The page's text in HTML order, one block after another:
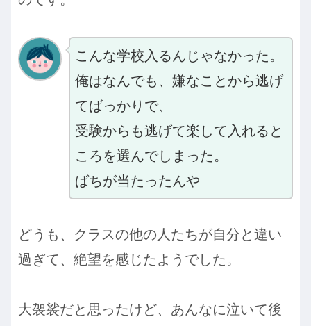
こんな学校入るんじゃなかった。
俺はなんでも、嫌なことから逃げ
てばっかりで、
受験からも逃げて楽して入れると
ころを選んでしまった。
ばちが当たったんや
どうも、クラスの他の人たちが自分と違い
過ぎて、絶望を感じたようでした。
大袈裟だと思ったけど、あんなに泣いて後